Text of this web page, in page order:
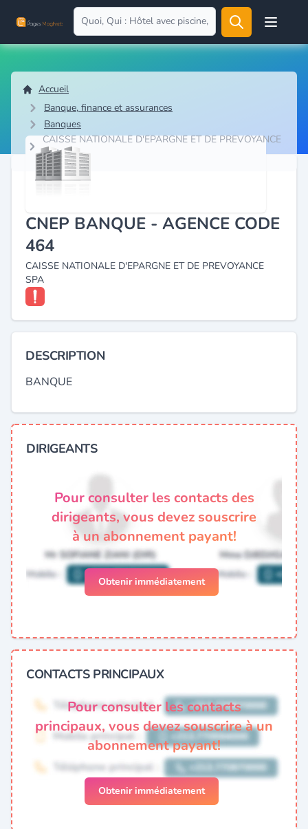
Open
Accueil
Banque, finance et assurances
Banques
CAISSE NATIONALE D'EPARGNE ET DE PREVOYANCE
SPA
CNEP BANQUE - AGENCE CODE
464
CAISSE NATIONALE D'EPARGNE ET DE PREVOYANCE
SPA
DESCRIPTION
BANQUE
DIRIGEANTS
Pour consulter les contacts des
dirigeants, vous devez souscrire
à un abonnement payant!
Obtenir immédiatement
CONTACTS PRINCIPAUX
Pour consulter les contacts
principaux, vous devez souscrire à un
abonnement payant!
Obtenir immédiatement